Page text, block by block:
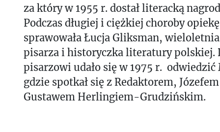
za który w 1955 r. dostał literacką
Podczas długiej i ciężkiej choroby
sprawowała Łucja Gliksman,
pisarza i historyczka literatury polskiej.
pisarzowi udało się w 1975 r.
gdzie spotkał się z Redaktorem,
Gustawem Herlingiem-Grudzińskim.